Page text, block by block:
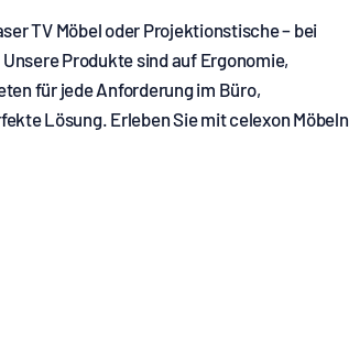
TV Möbel oder Projektionstische – bei
Produkte sind auf Ergonomie,
für jede Anforderung im Büro,
Lösung. Erleben Sie mit celexon Möbeln